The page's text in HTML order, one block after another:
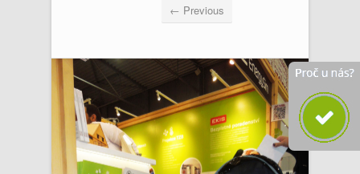
← Previous